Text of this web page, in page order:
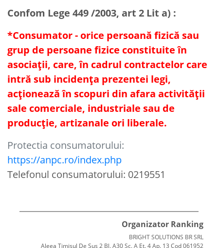
Confom Lege 449 /2003, art 2 Lit a) :
*Consumator - orice persoană fizică sau
grup de persoane fizice constituite în
asociaţii, care, în cadrul contractelor care
intră sub incidenţa prezentei legi,
acţionează în scopuri din afara activităţii
sale comerciale, industriale sau de
producţie, artizanale ori liberale.
Protectia consumatorului:
https://anpc.ro/index.php
Telefonul consumatorului: 0219551
Organizator Ranking
BRIGHT SOLUTIONS BR SRL
Aleea Timisul De Sus 2 Bl. A30 Sc. A Et. 4 Ap. 13 Cod 061952